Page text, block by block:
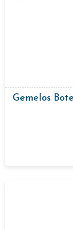
Gemelos